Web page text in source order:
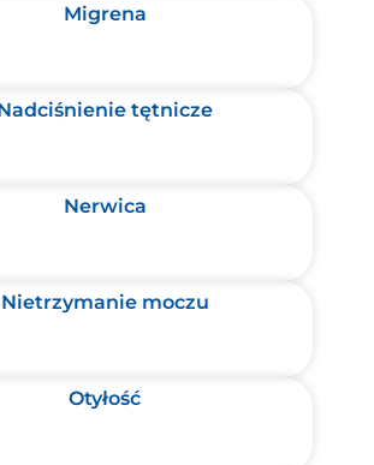
Migrena
tętnicze
Nerwica
Nietrzymanie moczu
Otyłość